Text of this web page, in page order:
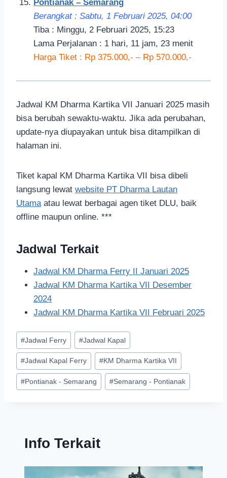
Pontianak – Semarang
Berangkat : Sabtu, 1 Februari 2025, 04:00
Tiba : Minggu, 2 Februari 2025, 15:23
Lama Perjalanan : 1 hari, 11 jam, 23 menit
Harga Tiket : Rp 375.000,- – Rp 570.000,-
Jadwal KM Dharma Kartika VII Januari 2025 masih
bisa berubah sewaktu-waktu. Jika ada perubahan,
update-nya diupayakan untuk bisa ditampilkan di
halaman ini.
Tiket kapal KM Dharma Kartika VII bisa dibeli
langsung lewat website PT Dharma Lautan
Utamaatau lewat berbagai agen tiket DLU, baik
offline maupun online. ***
Jadwal Terkait
Jadwal KM Dharma Ferry II Januari 2025
Jadwal KM Dharma Kartika VII Desember
2024
Jadwal KM Dharma Kartika VII Februari 2025
#Jadwal Ferry #Jadwal Kapal
#Jadwal Kapal Ferry #KM Dharma Kartika VII
#Pontianak - Semarang #Semarang - Pontianak
Info Terkait